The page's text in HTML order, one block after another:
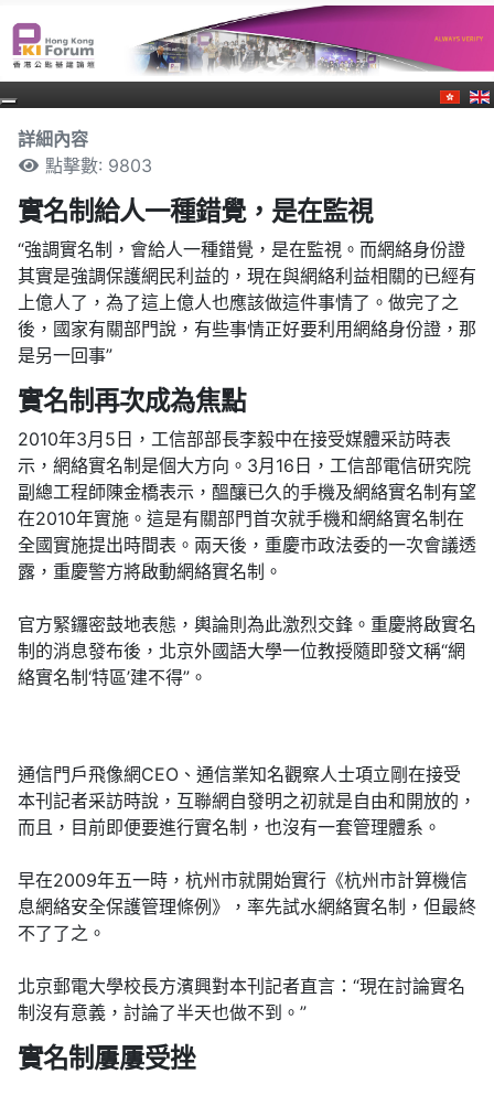
詳細內容
點擊數: 9803
實名制給人一種錯覺，是在監視
“強調實名制，會給人一種錯覺，是在監視。而網絡身份證
其實是強調保護網民利益的，現在與網絡利益相關的已經有
上億人了，為了這上億人也應該做這件事情了。做完了之
後，國家有關部門說，有些事情正好要利用網絡身份證，那
是另一回事”
實名制再次成為焦點
2010年3月5日，工信部部長李毅中在接受媒體采訪時表
示，網絡實名制是個大方向。3月16日，工信部電信研究院
副總工程師陳金橋表示，醞釀已久的手機及網絡實名制有望
在2010年實施。這是有關部門首次就手機和網絡實名制在
全國實施提出時間表。兩天後，重慶市政法委的一次會議透
露，重慶警方將啟動網絡實名制。
官方緊鑼密鼓地表態，輿論則為此激烈交鋒。重慶將啟實名
制的消息發布後，北京外國語大學一位教授隨即發文稱“網
絡實名制‘特區’建不得”。
通信門戶飛像網CEO、通信業知名觀察人士項立剛在接受
本刊記者采訪時說，互聯網自發明之初就是自由和開放的，
而且，目前即便要進行實名制，也沒有一套管理體系。
早在2009年五一時，杭州市就開始實行《杭州市計算機信
息網絡安全保護管理條例》，率先試水網絡實名制，但最終
不了了之。
北京郵電大學校長方濱興對本刊記者直言：“現在討論實名
制沒有意義，討論了半天也做不到。”
實名制屢屢受挫